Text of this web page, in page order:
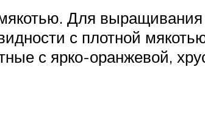
Для
с плотной
с ярко-оранжевой,